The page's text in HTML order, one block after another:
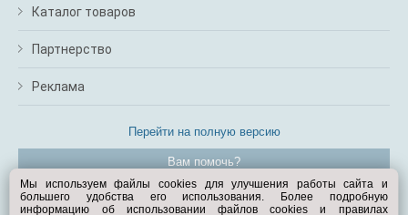
Каталог товаров
Партнерство
Реклама
Перейти на полную версию
Вам помочь?
© Exist.ru 1998—2026
Мы используем файлы cookies для улучшения работы сайта и
большего удобства его использования. Более подробную
информацию об использовании файлов cookies и правилах